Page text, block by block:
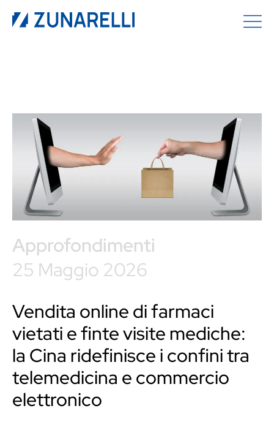
Approfondimenti
25 Maggio 2026
Vendita online di farmaci
vietati e finte visite mediche:
la Cina ridefinisce i confini tra
telemedicina e commercio
elettronico